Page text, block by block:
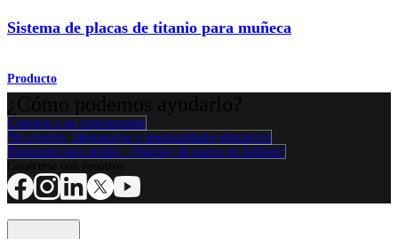
Sistema de placas de titanio para muñeca
Producto
Contacte a un representante
Ver eventos, laboratorios y oportunidades educativas
Regístrese para recibir: ¿Qué hay de nuevo en Arthrex?